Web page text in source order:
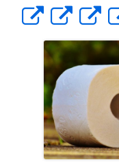
Apre
in
una
nuova
finestra
Apre
in
una
in